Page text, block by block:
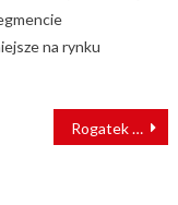
na rynku
Rogatek wyruszył w trasę z Kolejami Śląskimi. Edukacja kolejowa w praktyce